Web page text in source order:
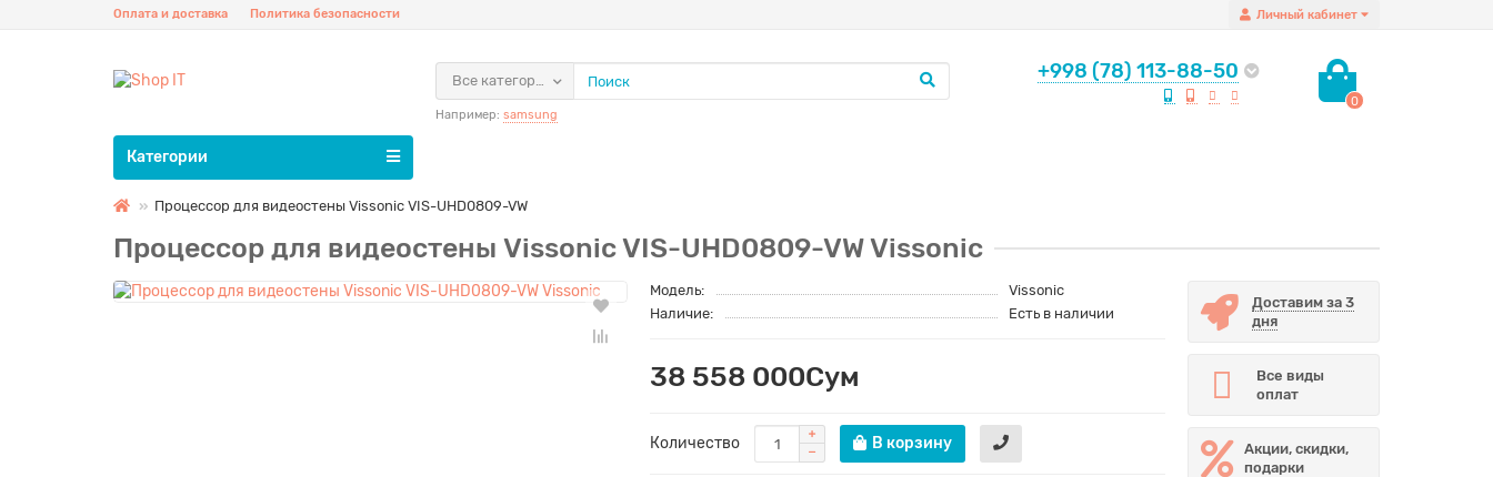
Личный кабинет
Оплата и доставка Политика безопасности
+998 (78) 113-88-50
0
Все категории
Например: samsung
Категории
Процессор для видеостены Vissonic VIS-UHD0809-VW
Процессор для видеостены Vissonic VIS-UHD0809-VW Vissonic
Модель:
Vissonic
Наличие:
Есть в наличии
38 558 000Сум
Количество В корзину
Доставим за 3
дня
Все виды
оплат
Акции, скидки,
подарки